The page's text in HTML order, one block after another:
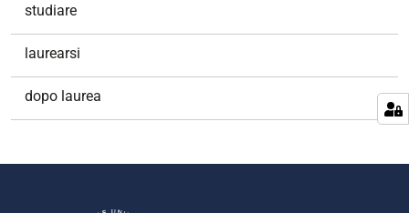
studiare
laurearsi
dopo laurea